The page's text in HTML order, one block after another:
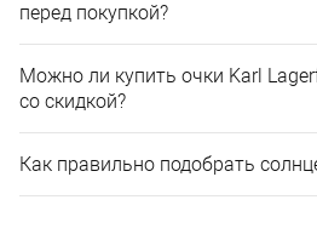
перед покупкой?
Можно ли купить очки Karl
со скидкой?
Как правильно подобрать